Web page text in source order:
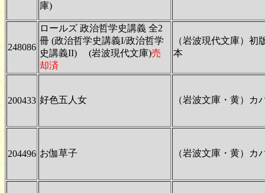
庫)
248086
ロールズ 政治哲学史講義 全2
冊 (政治哲学史講義I/政治哲学
史講義II) (岩波現代文庫)売
却済
（岩波現代文庫）初
本
200433 好色五人女 （岩波文庫・黄）カ
204496 お伽草子 （岩波文庫・黄）カ